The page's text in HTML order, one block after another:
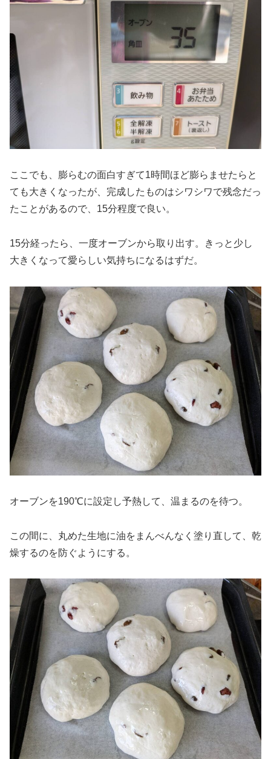
ここでも、膨らむの面白すぎて1時間ほど膨らませたらと
ても大きくなったが、完成したものはシワシワで残念だっ
たことがあるので、15分程度で良い。
15分経ったら、一度オーブンから取り出す。きっと少し
大きくなって愛らしい気持ちになるはずだ。
オーブンを190℃に設定し予熱して、温まるのを待つ。
この間に、丸めた生地に油をまんべんなく塗り直して、乾
燥するのを防ぐようにする。